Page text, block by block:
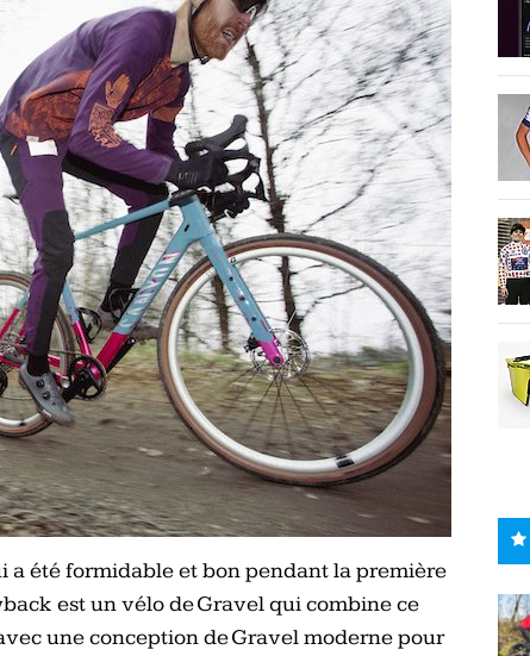
a été formidable et bon pendant la première
est un vélo de Gravel qui combine ce
une conception de Gravel moderne pour